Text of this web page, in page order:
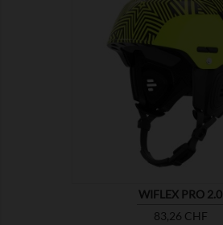
WIFLEX PRO 2.0
Prix
83,26 CHF
